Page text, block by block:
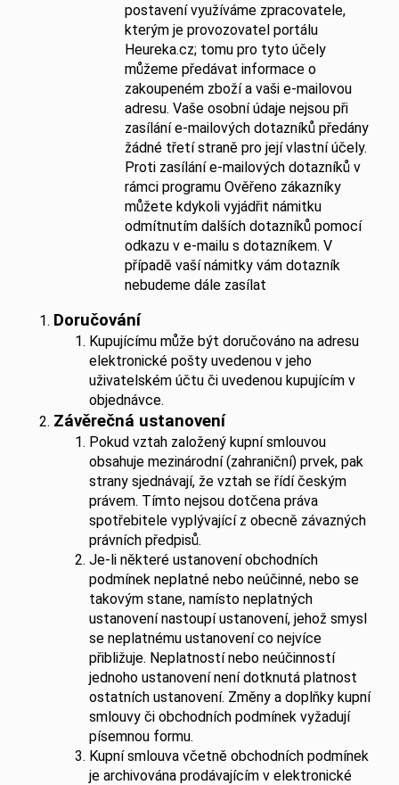
postavení využíváme zpracovatele,
kterým je provozovatel portálu
Heureka.cz; tomu pro tyto účely
můžeme předávat informace o
zakoupeném zboží a vaši e-mailovou
adresu. Vaše osobní údaje nejsou při
zasílání e-mailových dotazníků předány
žádné třetí straně pro její vlastní účely.
Proti zasílání e-mailových dotazníků v
rámci programu Ověřeno zákazníky
můžete kdykoli vyjádřit námitku
odmítnutím dalších dotazníků pomocí
odkazu v e-mailu s dotazníkem. V
případě vaší námitky vám dotazník
nebudeme dále zasílat
Doručování
Kupujícímu může být doručováno na adresu
elektronické pošty uvedenou v jeho
uživatelském účtu či uvedenou kupujícím v
objednávce.
Závěrečná ustanovení
Pokud vztah založený kupní smlouvou
obsahuje mezinárodní (zahraniční) prvek, pak
strany sjednávají, že vztah se řídí českým
právem. Tímto nejsou dotčena práva
spotřebitele vyplývající z obecně závazných
právních předpisů.
Je-li některé ustanovení obchodních
podmínek neplatné nebo neúčinné, nebo se
takovým stane, namísto neplatných
ustanovení nastoupí ustanovení, jehož smysl
se neplatnému ustanovení co nejvíce
přibližuje. Neplatností nebo neúčinností
jednoho ustanovení není dotknutá platnost
ostatních ustanovení. Změny a doplňky kupní
smlouvy či obchodních podmínek vyžadují
písemnou formu.
Kupní smlouva včetně obchodních podmínek
je archivována prodávajícím v elektronické